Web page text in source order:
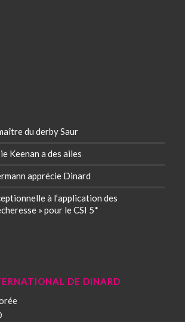
du derby Saur
Keenan a des ailes
apprécie Dinard
à l’application des
» pour le CSI 5*
DE DINARD